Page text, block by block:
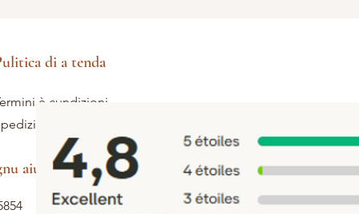
di a tenda
è cundizioni
è ritorni
aiutu